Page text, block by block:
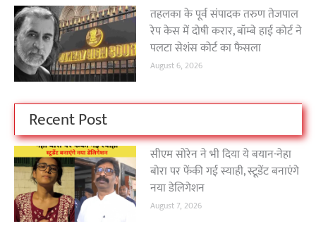
तहलका के पूर्व संपादक तरुण तेजपाल
रेप केस में दोषी करार, बॉम्बे हाई कोर्ट ने
पलटा सेशंस कोर्ट का फैसला
August 6, 2026
Recent Post
सीएम सोरेन ने भी दिया ये बयान-नेहा
बोरा पर फेंकी गई स्याही, स्टूडेंट बनाएंगे
नया डेलिगेशन
August 7, 2026